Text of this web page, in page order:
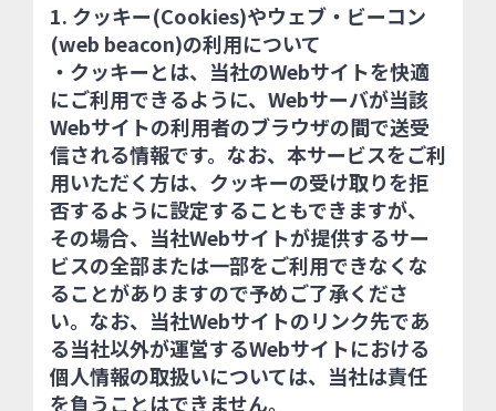
1. クッキー(Cookies)やウェブ・ビーコン
(web beacon)の利用について
・クッキーとは、当社のWebサイトを快適
にご利用できるように、Webサーバが当該
Webサイトの利用者のブラウザの間で送受
信される情報です。なお、本サービスをご利
用いただく方は、クッキーの受け取りを拒
否するように設定することもできますが、
その場合、当社Webサイトが提供するサー
ビスの全部または一部をご利用できなくな
ることがありますので予めご了承くださ
い。なお、当社Webサイトのリンク先であ
る当社以外が運営するWebサイトにおける
個人情報の取扱いについては、当社は責任
を負うことはできません。